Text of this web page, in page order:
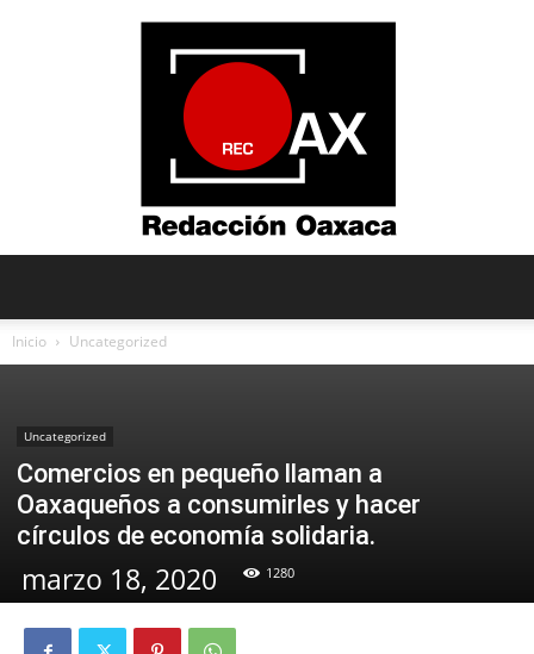
Inicio Uncategorized
Uncategorized
Comercios en pequeño llaman a
Oaxaqueños a consumirles y hacer
círculos de economía solidaria.
marzo 18, 2020 1280